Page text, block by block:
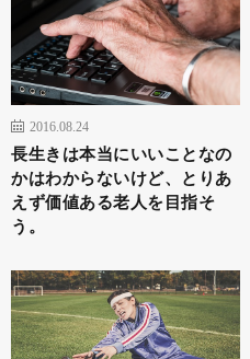
2016.08.24
長生きは本当にいいことなの
かはわからないけど、とりあ
えず価値ある老人を目指そ
う。